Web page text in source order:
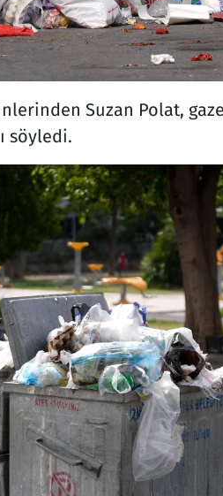
Suzan Polat,
söyledi.